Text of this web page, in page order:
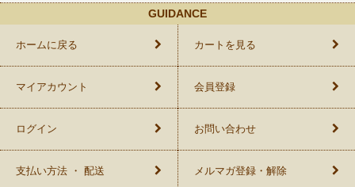
GUIDANCE
ホームに戻る カートを見る
マイアカウント 会員登録
ログイン お問い合わせ
支払い方法 ・ 配送 メルマガ登録・解除